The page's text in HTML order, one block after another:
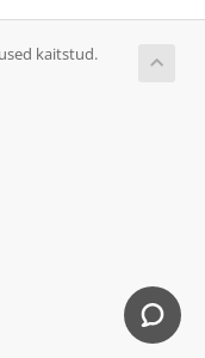
kaitstud.